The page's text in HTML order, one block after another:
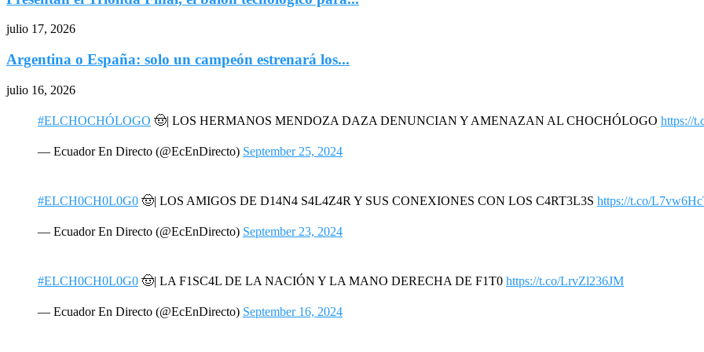
julio 17, 2026
Argentina o España: solo un campeón estrenará los...
julio 16, 2026
#ELCHOCHÓLOGO 🤠| LOS HERMANOS MENDOZA DAZA DENUNCIAN Y AMENAZAN AL CHOCHÓLOGO https://
— Ecuador En Directo (@EcEnDirecto) September 25, 2024
#ELCH0CH0L0G0 🤠| LOS AMIGOS DE D14N4 S4L4Z4R Y SUS CONEXIONES CON LOS C4RT3L3S https://t.co/
— Ecuador En Directo (@EcEnDirecto) September 23, 2024
#ELCH0CH0L0G0 🤠| LA F1SC4L DE LA NACIÓN Y LA MANO DERECHA DE F1T0 https://t.co/LrvZl236JM
— Ecuador En Directo (@EcEnDirecto) September 16, 2024